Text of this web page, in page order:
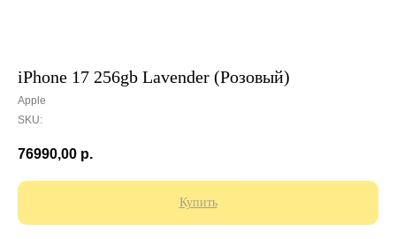
iPhone 17 256gb Lavender (Розовый)
Apple
SKU:
76990,00 р.
Купить